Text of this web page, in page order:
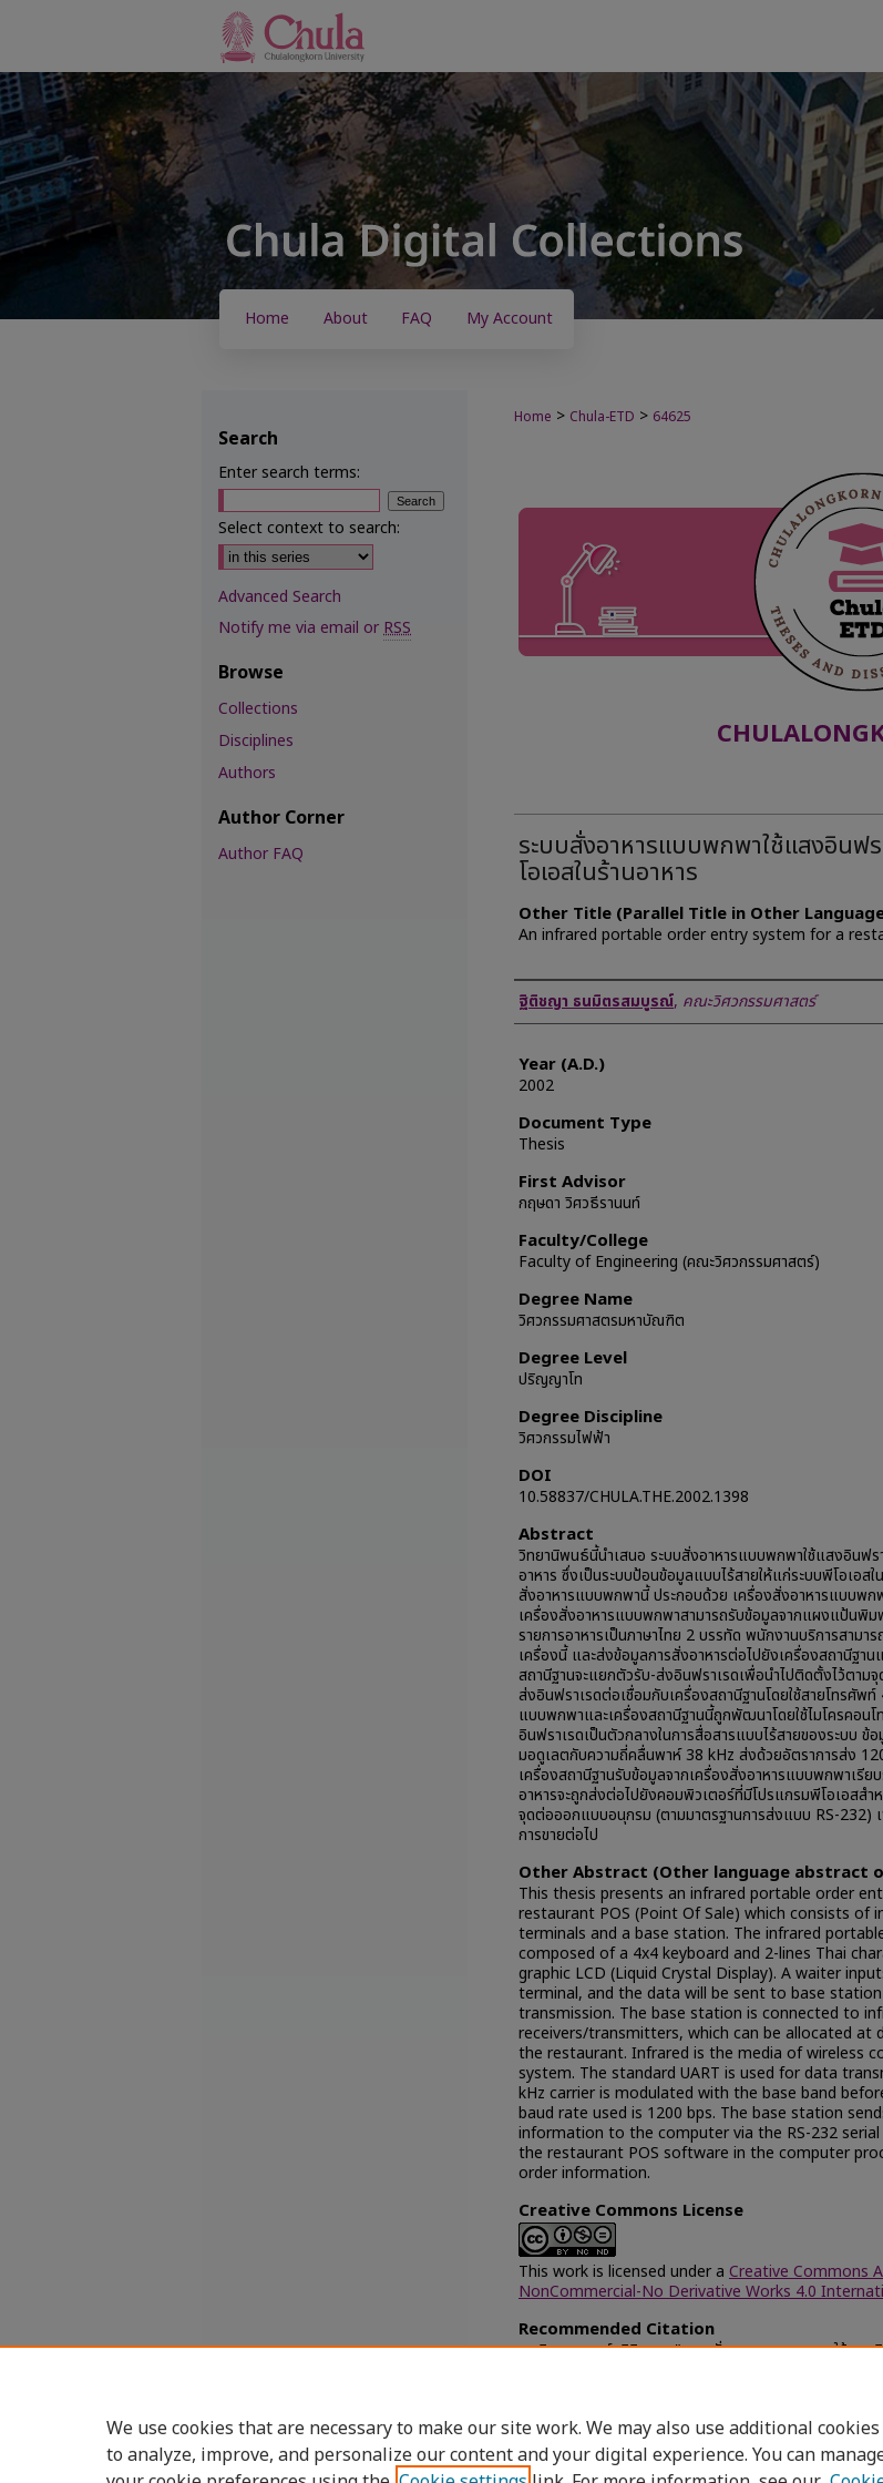
Home About FAQ My Account
Home > Chula-ETD > 64625
ระบบสั่งอาหารแบบพกพาใช้แสงอินฟ
โอเอสในร้านอาหาร
Other Title (Parallel Title in Other
An infrared portable order entry system for a
Author
ฐิติชญา ธนมิตรสมบูรณ์, คณะวิศวกรรมศาสตร์
Year (A.D.)
2002
Document Type
Thesis
First Advisor
กฤษดา วิศวธีรานนท์
Faculty/College
Faculty of Engineering (คณะวิศวกรรมศาสตร์)
Degree Name
วิศวกรรมศาสตรมหาบัณฑิต
Degree Level
ปริญญาโท
Degree Discipline
วิศวกรรมไฟฟ้า
DOI
10.58837/CHULA.THE.2002.1398
Abstract
วิทยานิพนธ์นี้นำเสนอ ระบบสั่งอาหารแบบพกพาใช้แสงอินฟร
อาหาร ซึ่งเป็นระบบป้อนข้อมูลแบบไร้สายให้แก่ระบบพีโอเอสใ
สั่งอาหารแบบพกพานี้ ประกอบด้วย เครื่องสั่งอาหารแบบพก
เครื่องสั่งอาหารแบบพกพาสามารถรับข้อมูลจากแผงแป้นพิ
รายการอาหารเป็นภาษาไทย 2 บรรทัด พนักงานบริการสามา
เครื่องนี้ และส่งข้อมูลการสั่งอาหารต่อไปยังเครื่องสถานีฐาน
สถานีฐานจะแยกตัวรับ-ส่งอินฟราเรดเพื่อนำไปติดตั้งไว้ตาม
ส่งอินฟราเรดต่อเชื่อมกับเครื่องสถานีฐานโดยใช้สายโทรศัพท์
แบบพกพาและเครื่องสถานีฐานนี้ถูกพัฒนาโดยใช้ไมโครคอนโ
อินฟราเรดเป็นตัวกลางในการสื่อสารแบบไร้สายของระบบ ข้
มอดูเลตกับความถี่คลื่นพาห์ 38 kHz ส่งด้วยอัตราการส่ง
เครื่องสถานีฐานรับข้อมูลจากเครื่องสั่งอาหารแบบพกพาเรีย
อาหารจะถูกส่งต่อไปยังคอมพิวเตอร์ที่มีโปรแกรมพีโอเอสสำ
จุดต่อออกแบบอนุกรม (ตามมาตรฐานการส่งแบบ RS-232)
การขายต่อไป
Other Abstract (Other language abstract
This thesis presents an infrared portable order
restaurant POS (Point Of Sale) which consists of
terminals and a base station. The infrared
composed of a 4x4 keyboard and 2-lines Thai
graphic LCD (Liquid Crystal Display). A waiter
terminal, and the data will be sent to base
transmission. The base station is connected to
receivers/transmitters, which can be allocated at
the restaurant. Infrared is the media of wireless
system. The standard UART is used for data
kHz carrier is modulated with the base band
baud rate used is 1200 bps. The base station
information to the computer via the RS-232
the restaurant POS software in the computer
order information.
Creative Commons License
This work is licensed under a Creative Commons
NonCommercial-No Derivative Works 4.0
Recommended Citation
ธนมิตรสมบูรณ์, ฐิติชญา, "ระบบสั่งอาหารแบบพกพาใช้แสงอิ
Search
Enter search terms:
Select context to search:
Advanced Search
Notify me via email orRSS
Browse
Collections
Disciplines
Authors
Author Corner
Author FAQ
We use cookies that are necessary to make our site work. We may also use additional cookies
to analyze, improve, and personalize our content and your digital experience. You can